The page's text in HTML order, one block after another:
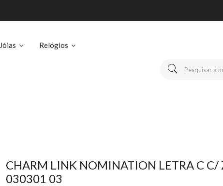
Jóias Relógios
CHARM LINK NOMINATION LETRA C C/
030301 03